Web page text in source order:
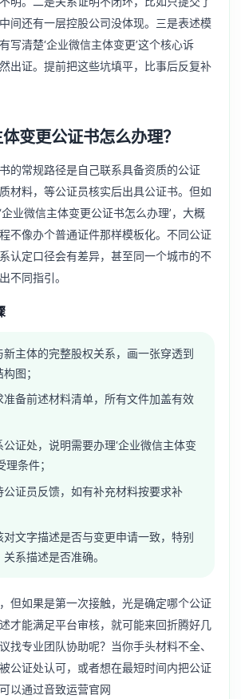
间还有一层控股公司没体现。三是表述模
写清楚‘企业微信主体变更’这个核心诉
出证。提前把这些坑填平，比事后反复补
变更公证书怎么办理？
的常规路径是自己联系具备资质的公证
材料，等公证员核实后出具公证书。但如
业微信主体变更公证书怎么办理’，大概
不像办个普通证件那样模板化。不同公证
认定口径会有差异，甚至同一个城市的不
不同指引。
新主体的完整股权关系，画一张穿透到
图；
准备前述材料清单，所有文件加盖有效
证处，说明需要办理‘企业微信主体变
理条件；
公证员反馈，如有补充材料按要求补
对文字描述是否与变更申请一致，特别
系描述是否准确。
但如果是第一次接触，光是确定哪个公证
才能满足平台审核，就可能来回折腾好几
找专业团队协助呢？当你手头材料不全、
公证处认可，或者想在最短时间内把公证
以通过音致运营官网